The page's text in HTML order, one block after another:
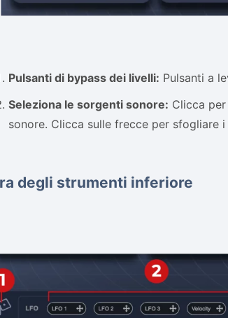
Pulsanti di bypass dei livelli: Pulsanti a
Seleziona le sorgenti sonore: Clicca
sonore. Clicca sulle frecce per sfogliare i
degli strumenti inferiore